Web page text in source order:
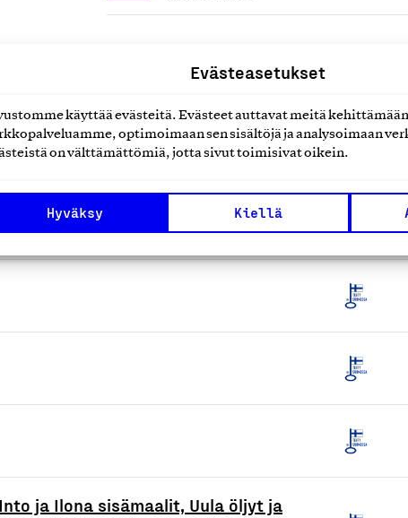
Evästeasetukset
käyttää evästeitä. Evästeet auttavat meitä kehittämään
optimoimaan sen sisältöjä ja analysoimaan
on välttämättömiä, jotta sivut toimisivat oikein.
Hyväksy Kiellä
tuotteet tai
ja Ilona sisämaalit, Uula öljyt ja